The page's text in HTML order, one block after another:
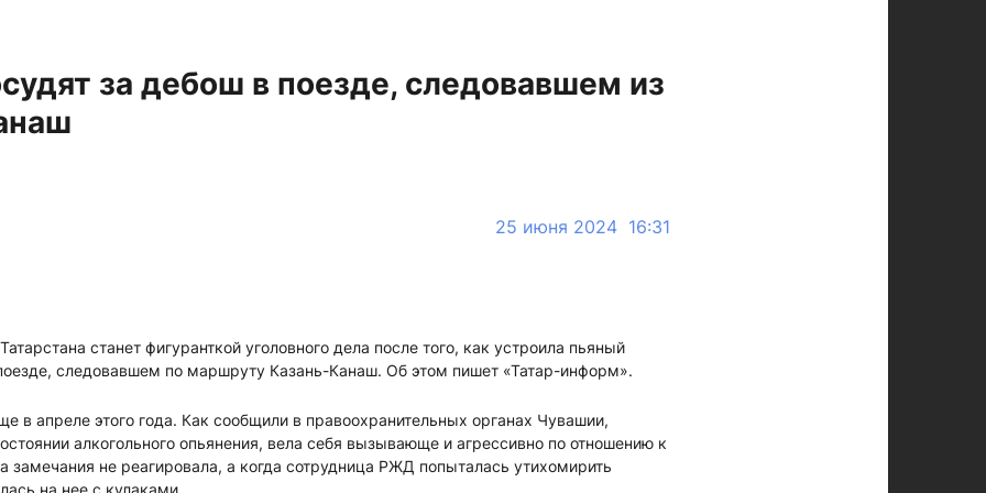
за дебош в поезде, следовавшем из
25 июня 2024 16:31
станет фигуранткой уголовного дела после того, как устроила пьяный
следовавшем по маршруту Казань-Канаш. Об этом пишет «Татар-информ».
в апреле этого года. Как сообщили в правоохранительных органах Чувашии,
алкогольного опьянения, вела себя вызывающе и агрессивно по отношению к
не реагировала, а когда сотрудница РЖД попыталась утихомирить
на нее с кулаками.